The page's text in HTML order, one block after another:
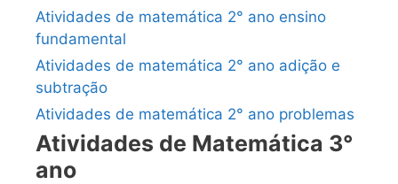
Atividades de matemática 2° ano ensino
fundamental
Atividades de matemática 2° ano adição e
subtração
Atividades de matemática 2° ano problemas
Atividades de Matemática 3°
ano